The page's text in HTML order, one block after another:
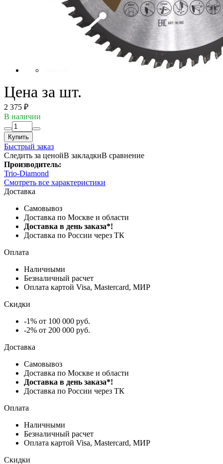
Цена за шт.
2 375 ₽
В наличии
Купить
Быстрый заказ
Следить за ценойВ закладкиВ сравнение
Производитель:
Trio-Diamond
Смотреть все характеристики
Доставка
Самовывоз
Доставка по Москве и области
Доставка в день заказа*!
Доставка по России через ТК
Оплата
Наличными
Безналичный расчет
Оплата картой Visa, Mastercard, МИР
Скидки
-1% от 100 000 руб.
-2% от 200 000 руб.
Доставка
Самовывоз
Доставка по Москве и области
Доставка в день заказа*!
Доставка по России через ТК
Оплата
Наличными
Безналичный расчет
Оплата картой Visa, Mastercard, МИР
Скидки